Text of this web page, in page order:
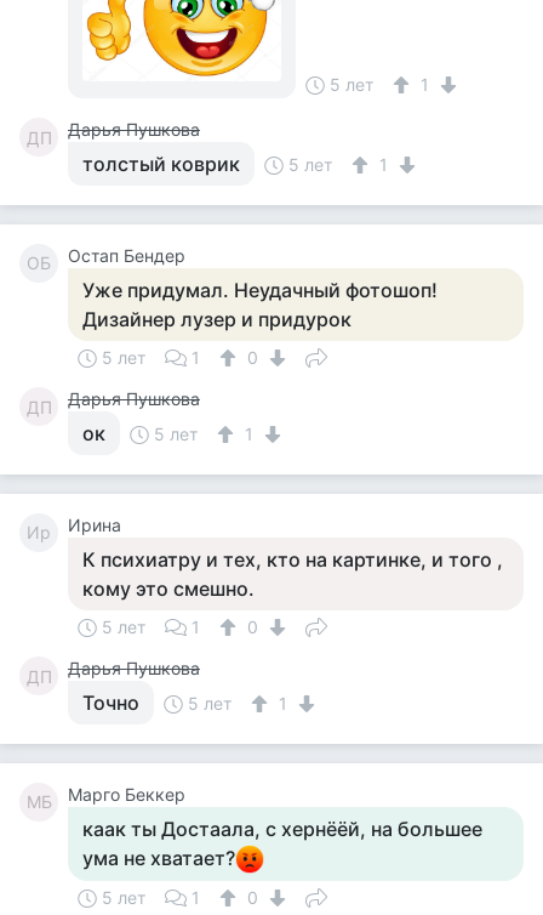
5 лет 1
ДП Дарья Пушкова
толстый коврик 5 лет 1
ОБ Остап Бендер
Уже придумал. Неудачный фотошоп!
Дизайнер лузер и придурок
5 лет 1 0
ДП Дарья Пушкова
ок 5 лет 1
Ир Ирина
К психиатру и тех, кто на картинке, и того ,
кому это смешно.
5 лет 1 0
ДП Дарья Пушкова
Точно 5 лет 1
МБ Марго Беккер
каак ты Достаала, с хернёёй, на большее
ума не хватает?
5 лет 1 0